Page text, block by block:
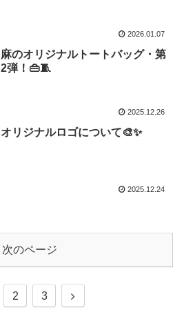
2026.01.07
麻のオリジナルトートバッグ・第
2弾！👜🧵
2025.12.26
オリジナルロゴについて🎨✨
2025.12.24
次のページ
2 3
次